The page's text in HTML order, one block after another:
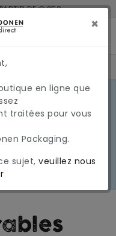
DE € 250
AVANT 17H
: 150 €
EN
SAVOIR
×
en ligne que
traitées pour vous
Packaging.
sujet, veuillez nous